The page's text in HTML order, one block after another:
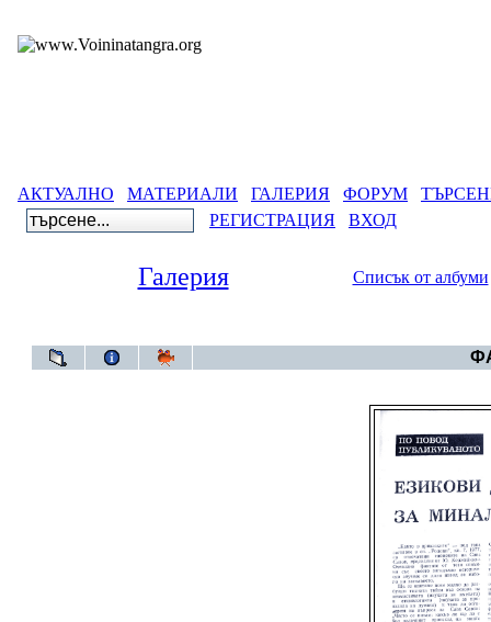
АКТУАЛНО МАТЕРИАЛИ ГАЛЕРИЯ ФОРУМ
РЕГИСТРАЦИЯ
ВХОД
Галерия Списък от албуми